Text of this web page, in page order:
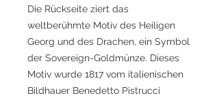
Die Rückseite ziert das
weltberühmte Motiv des Heiligen
Georg und des Drachen, ein Symbol
der Sovereign-Goldmünze. Dieses
Motiv wurde 1817 vom italienischen
Bildhauer Benedetto Pistrucci